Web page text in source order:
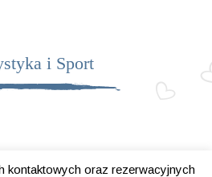
i Sport
kontaktowych oraz rezerwacyjnych